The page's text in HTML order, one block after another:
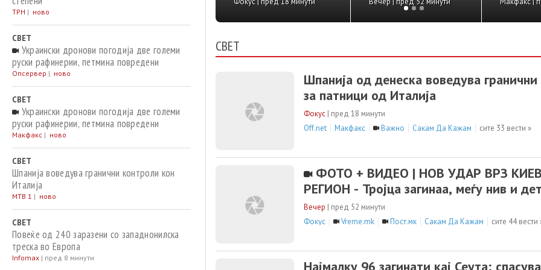
ТРН | ново
СВЕТ
Украински дронови погодија две големи
руски рафинерии, петмина повредени
Опсервер | ново
СВЕТ
Украински дронови погодија две големи
руски рафинерии, петмина повредени
Макфакс | ново
СВЕТ
Шпанија воведува гранични контроли кон
Италија
МТВ 1 | ново
СВЕТ
Повеќе од 240 заразени со западнонилска
треска во Европа
Infomax | пред 8 минути
СВЕТ
Шпанија од денеска воведува
за патници од Италија
Фокус | пред 18 минути
Off.net
Макфакс Важно Сакам Да Кажам сите 33 вести »
ФОТО + ВИДЕО | НОВ УДАР ВРЗ
РЕГИОН - Тројца загинаа, меѓу нив и
Вечер | пред 52 минути
Фокус
Vreme.mk Пост.мк Сакам Да Кажам сите 44 вести
Најмалку 96 загинати кај Сеута;